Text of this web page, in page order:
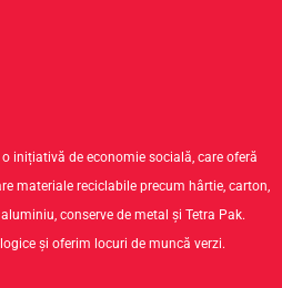
inițiativă de economie socială, care oferă
materiale reciclabile precum hârtie, carton,
conserve de metal și Tetra Pak.
și oferim locuri de muncă verzi.